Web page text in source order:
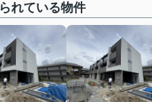
れている物件